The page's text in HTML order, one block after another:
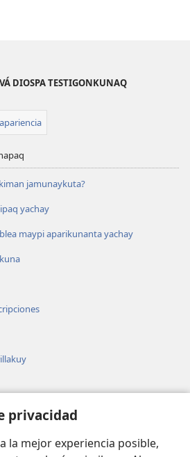
privacidad
la mejor experiencia posible,
DIOSPA TESTIGONKUNAQ
jamunaykuta?
yachay
maypi aparikunanta yachay